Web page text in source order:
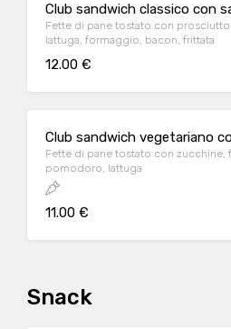
Club sandwich classico con
Fette di pane tostato con
lattuga, formaggio, bacon, frittata
12.00 €
Club sandwich vegetariano
Fette di pane tostato con zucchine,
pomodoro, lattuga
11.00 €
Snack